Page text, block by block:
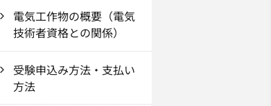
電気工作物の概要（電気
技術者資格との関係）
受験申込み方法・支払い
方法